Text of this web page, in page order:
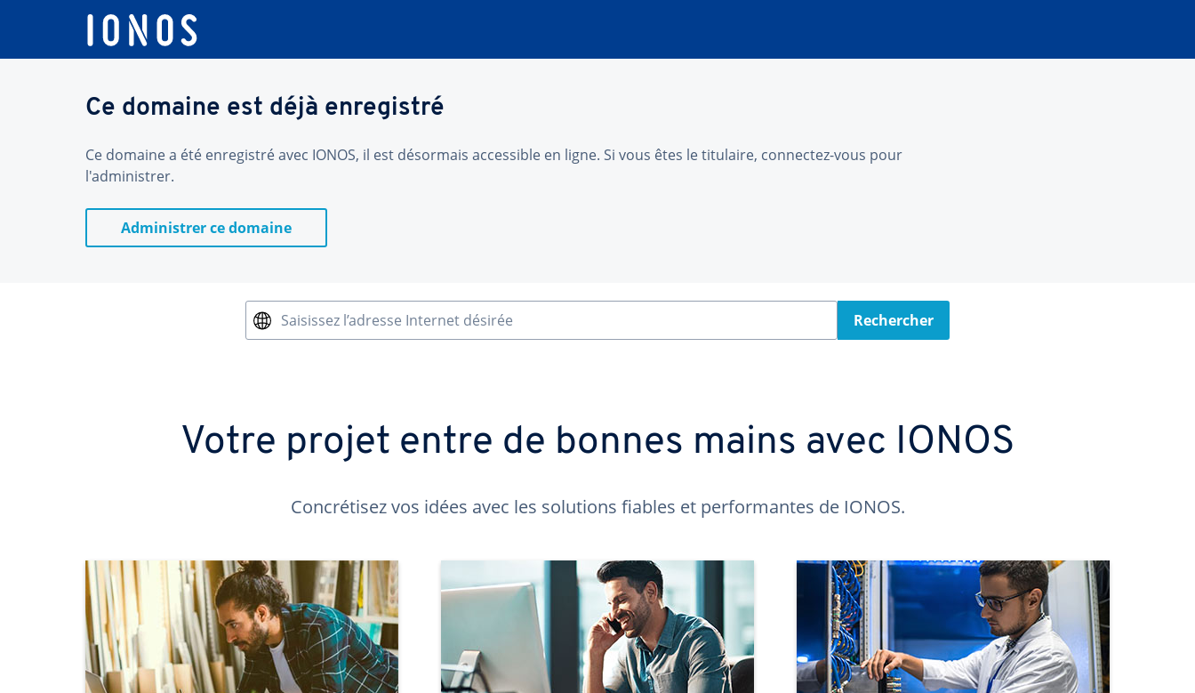
Ce domaine est déjà enregistré
Ce domaine a été enregistré avec IONOS, il est désormais accessible en ligne. Si vous êtes le titulaire, connectez-vous pour
l'administrer.
Administrer ce domaine
Saisissez l’adresse Internet désirée Rechercher
Votre projet entre de bonnes mains avec IONOS
Concrétisez vos idées avec les solutions fiables et performantes de IONOS.